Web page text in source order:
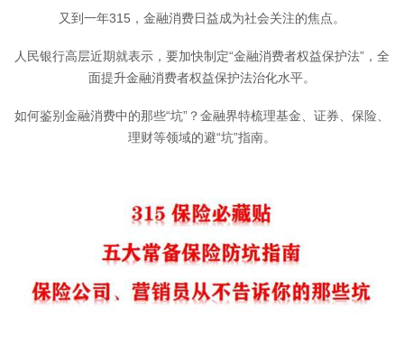
又到一年315，金融消费日益成为社会关注的焦点。
人民银行高层近期就表示，要加快制定“金融消费者权益保护法”，全
面提升金融消费者权益保护法治化水平。
如何鉴别金融消费中的那些“坑”？金融界特梳理基金、证券、保险、
理财等领域的避“坑”指南。